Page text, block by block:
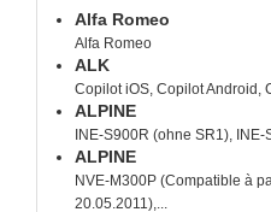
Alfa Romeo
Alfa Romeo
ALK
Copilot iOS, Copilot Android,
ALPINE
INE-S900R (ohne SR1),
ALPINE
NVE-M300P (Compatible à
20.05.2011),...